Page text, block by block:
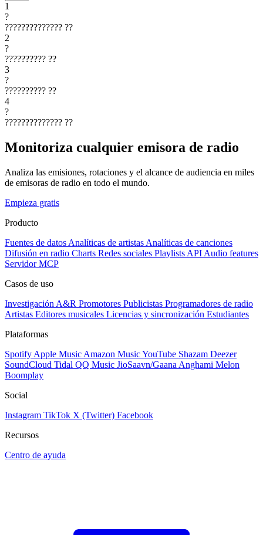
1
?
?????????????? ??
2
?
?????????? ??
3
?
?????????? ??
4
?
?????????????? ??
Monitoriza cualquier emisora de radio
Analiza las emisiones, rotaciones y el alcance de audiencia en miles
de emisoras de radio en todo el mundo.
Empieza gratis
Producto
Fuentes de datos Analíticas de artistas Analíticas de canciones
Difusión en radio Charts Redes sociales Playlists API Audio features
Servidor MCP
Casos de uso
Investigación A&R Promotores Publicistas Programadores de radio
Artistas Editores musicales Licencias y sincronización Estudiantes
Plataformas
Spotify Apple Music Amazon MusicYouTube Shazam Deezer
SoundCloud Tidal QQ Music JioSaavn/Gaana Anghami Melon
Boomplay
Social
Instagram TikTok X (Twitter) Facebook
Recursos
Centro de ayuda